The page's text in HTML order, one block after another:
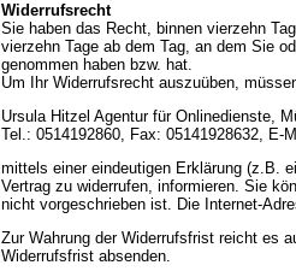
Widerrufsrecht
Sie haben das Recht, binnen vierzehn
vierzehn Tage ab dem Tag, an dem Sie
genommen haben bzw. hat.
Um Ihr Widerrufsrecht auszuüben,
Ursula Hitzel Agentur für Onlinedienste,
Tel.: 0514192860, Fax: 05141928632, E-
mittels einer eindeutigen Erklärung (z.B.
Vertrag zu widerrufen, informieren. Sie
nicht vorgeschrieben ist. Die Internet-
Zur Wahrung der Widerrufsfrist reicht es
Widerrufsfrist absenden.